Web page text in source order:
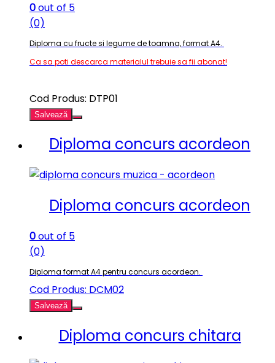
0out of 5
(0)
Diploma cu fructe si legume de toamna, format A4.
Ca sa poti descarca materialul trebuie sa fii abonat!
Cod Produs: DTP01
Salvează
Diploma concurs acordeon
Diploma concurs acordeon
0out of 5
(0)
Diploma format A4 pentru concurs acordeon.
Cod Produs: DCM02
Salvează
Diploma concurs chitara